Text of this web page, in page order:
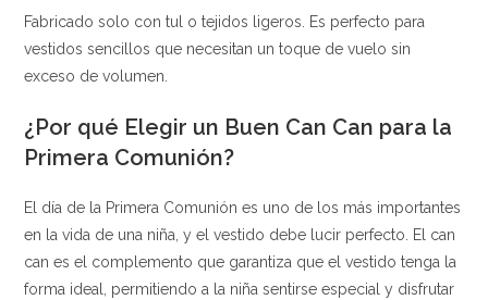
Fabricado solo con tul o tejidos ligeros. Es perfecto para
vestidos sencillos que necesitan un toque de vuelo sin
exceso de volumen.
¿Por qué Elegir un Buen Can Can para la
Primera Comunión?
El día de la Primera Comunión es uno de los más importantes
en la vida de una niña, y el vestido debe lucir perfecto. El can
can es el complemento que garantiza que el vestido tenga la
forma ideal, permitiendo a la niña sentirse especial y disfrutar